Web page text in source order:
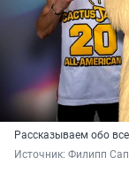
Рассказываем обо
Источник: Филипп